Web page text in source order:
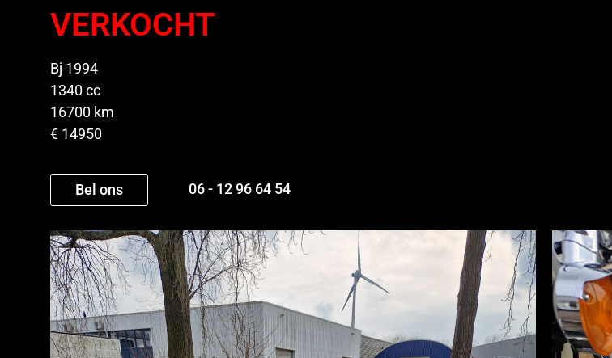
VERKOCHT
Bj 1994
1340 cc
16700 km
€ 14950
Bel ons 06 - 12 96 64 54